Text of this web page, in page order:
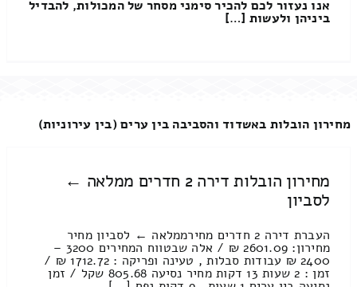
אנו נעזור לכם להכיר סימני מסחר של המכולות, להבדיל
ביניהן ולעשות […]
מחירון הובלות באשדוד והסביבה בין ערים (בין עירוניות)
מחירון הובלות דירה 2 חדרים ממלאה ←
לסביון
העברת דירה 2 חדרים מחירממלאה ← לסביון מחיר
מחירון: 2601.09 ₪ / אלה שבטווח המחירים 3200 –
2400 ₪ עבודות סבלות , טעינה ופריקה : 1712.72 ₪ /
זמן : 2 שעות 13 דקות מחיר נסיעה 805.68 שקל / זמן